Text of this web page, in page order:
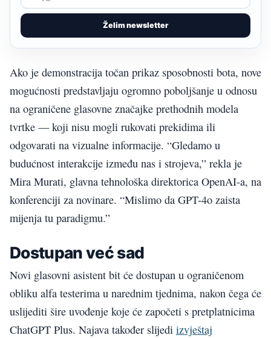
Želim newsletter
Ako je demonstracija točan prikaz sposobnosti bota, nove
mogućnosti predstavljaju ogromno poboljšanje u odnosu
na ograničene glasovne značajke prethodnih modela
tvrtke — koji nisu mogli rukovati prekidima ili
odgovarati na vizualne informacije. “Gledamo u
budućnost interakcije između nas i strojeva,” rekla je
Mira Murati, glavna tehnološka direktorica OpenAI-a, na
konferenciji za novinare. “Mislimo da GPT-4o zaista
mijenja tu paradigmu.”
Dostupan već sad
Novi glasovni asistent bit će dostupan u ograničenom
obliku alfa testerima u narednim tjednima, nakon čega će
uslijediti šire uvođenje koje će započeti s pretplatnicima
ChatGPT Plus. Najava također slijedi izvještaj